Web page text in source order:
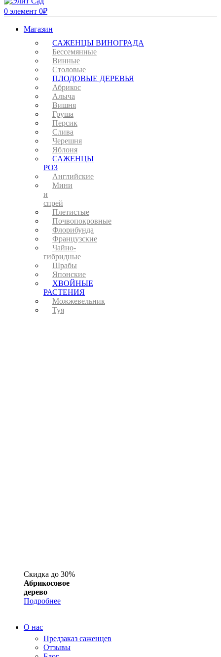
0 элемент 0₽
Магазин
САЖЕНЦЫ ВИНОГРАДА
Бессемянные
Винные
Столовые
ПЛОДОВЫЕ ДЕРЕВЬЯ
Абрикос
Алыча
Вишня
Груша
Персик
Слива
Черешня
Яблоня
САЖЕНЦЫ
РОЗ
Английские
Мини
и
спрей
Плетистые
Почвопокровные
Флорибунда
Французские
Чайно-
гибридные
Шрабы
Японские
ХВОЙНЫЕ
РАСТЕНИЯ
Можжевельник
Туя
Скидка до 30%
Абрикосовое
дерево
Подробнее
О нас
Предзаказ саженцев
Отзывы